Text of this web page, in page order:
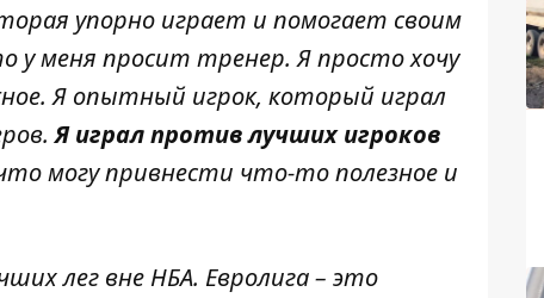
упорно играет и помогает своим
у меня просит тренер. Я просто хочу
Я опытный игрок, который играл
Я играл против лучших игроков
могу привнести что-то полезное и
лег вне НБА. Евролига – это